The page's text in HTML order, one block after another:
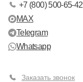
+7 (800) 500-65-42
MAX
Telegram
Whatsapp
Заказать звонок